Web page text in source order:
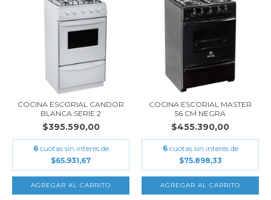
COCINA ESCORIAL CANDOR
BLANCA SERIE 2
$395.590,00
6 cuotas sin interés de
$65.931,67
COCINA ESCORIAL MASTER
56 CM NEGRA
$455.390,00
6 cuotas sin interés de
$75.898,33